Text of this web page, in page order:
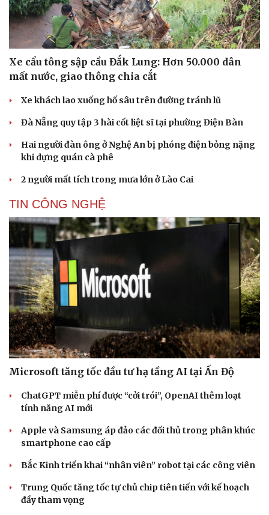
Cải chính
Xe cẩu tông sập cầu Đắk Lung: Hơn 50.000 dân
mất nước, giao thông chia cắt
Xe khách lao xuống hố sâu trên đường tránh lũ
Đà Nẵng quy tập 3 hài cốt liệt sĩ tại phường Điện Bàn
Hai người đàn ông ở Nghệ An bị phóng điện bỏng nặng
khi dựng quán cà phê
2 người mất tích trong mưa lớn ở Lào Cai
TIN CÔNG NGHỆ
Microsoft tăng tốc đầu tư hạ tầng AI tại Ấn Độ
ChatGPT miễn phí được “cởi trói”, OpenAI thêm loạt
tính năng AI mới
Apple và Samsung áp đảo các đối thủ trong phân khúc
smartphone cao cấp
Bắc Kinh triển khai “nhân viên” robot tại các công viên
Trung Quốc tăng tốc tự chủ chip tiên tiến với kế hoạch
đầy tham vọng